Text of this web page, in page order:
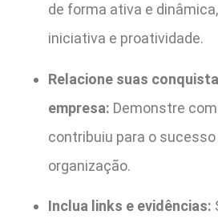
de forma ativa e
iniciativa e proatividade.
Relacione suas
empresa: Demonstre
contribuiu para o sucesso
organização.
Inclua links e evidências: